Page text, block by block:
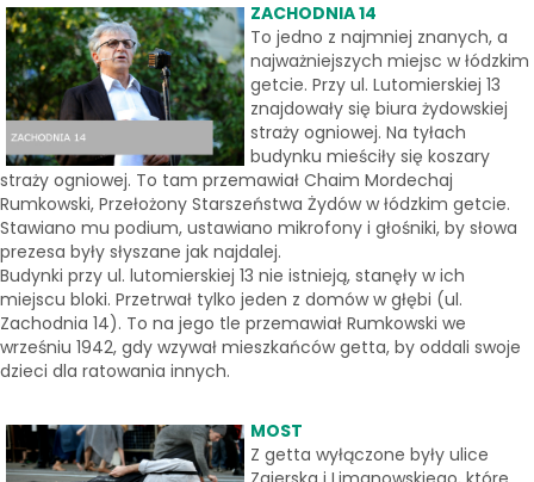
ZACHODNIA 14
To jedno z najmniej znanych, a
najważniejszych miejsc w łódzkim
getcie. Przy ul. Lutomierskiej 13
znajdowały się biura żydowskiej
straży ogniowej. Na tyłach
budynku mieściły się koszary
straży ogniowej. To tam przemawiał Chaim Mordechaj
Rumkowski, Przełożony Starszeństwa Żydów w łódzkim getcie.
Stawiano mu podium, ustawiano mikrofony i głośniki, by słowa
prezesa były słyszane jak najdalej.
Budynki przy ul. lutomierskiej 13 nie istnieją, stanęły w ich
miejscu bloki. Przetrwał tylko jeden z domów w głębi (ul.
Zachodnia 14). To na jego tle przemawiał Rumkowski we
wrześniu 1942, gdy wzywał mieszkańców getta, by oddali swoje
dzieci dla ratowania innych.
MOST
Z getta wyłączone były ulice